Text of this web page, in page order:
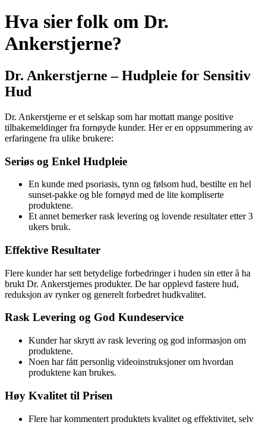
Hva sier folk om Dr.
Ankerstjerne?
Dr. Ankerstjerne – Hudpleie for Sensitiv
Hud
Dr. Ankerstjerne er et selskap som har mottatt mange positive
tilbakemeldinger fra fornøyde kunder. Her er en oppsummering av
erfaringene fra ulike brukere:
Seriøs og Enkel Hudpleie
En kunde med psoriasis, tynn og følsom hud, bestilte en hel
sunset-pakke og ble fornøyd med de lite kompliserte
produktene.
Et annet bemerker rask levering og lovende resultater etter 3
ukers bruk.
Effektive Resultater
Flere kunder har sett betydelige forbedringer i huden sin etter å ha
brukt Dr. Ankerstjernes produkter. De har opplevd fastere hud,
reduksjon av rynker og generelt forbedret hudkvalitet.
Rask Levering og God Kundeservice
Kunder har skrytt av rask levering og god informasjon om
produktene.
Noen har fått personlig videoinstruksjoner om hvordan
produktene kan brukes.
Høy Kvalitet til Prisen
Flere har kommentert produktets kvalitet og effektivitet, selv